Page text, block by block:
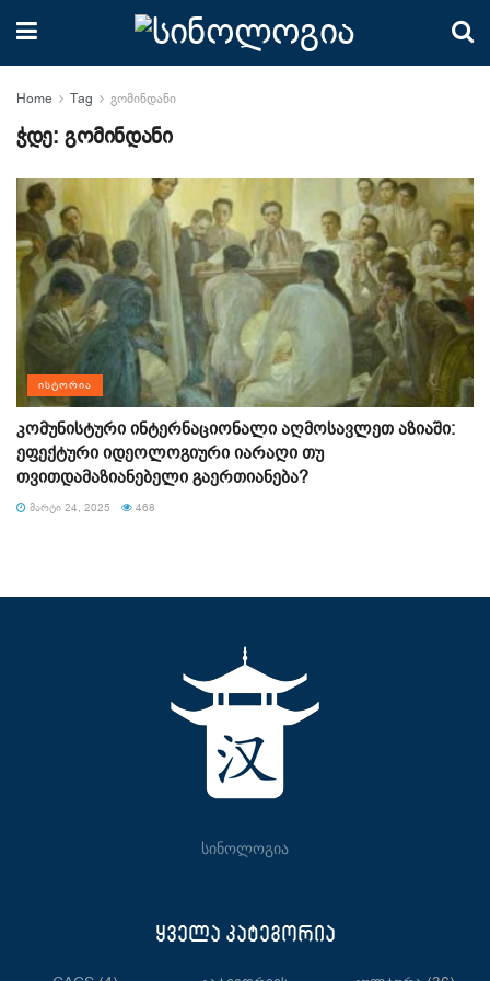
Home Tag გომინდანი
ჭდე: გომინდანი
ᲘᲡᲢᲝᲠᲘᲐ
კომუნისტური ინტერნაციონალი აღმოსავლეთ აზიაში:
ეფექტური იდეოლოგიური იარაღი თუ
თვითდამაზიანებელი გაერთიანება?
ᲛᲐᲠᲢᲘ 24, 2025 468
სინოლოგია
ყველა კატეგორია